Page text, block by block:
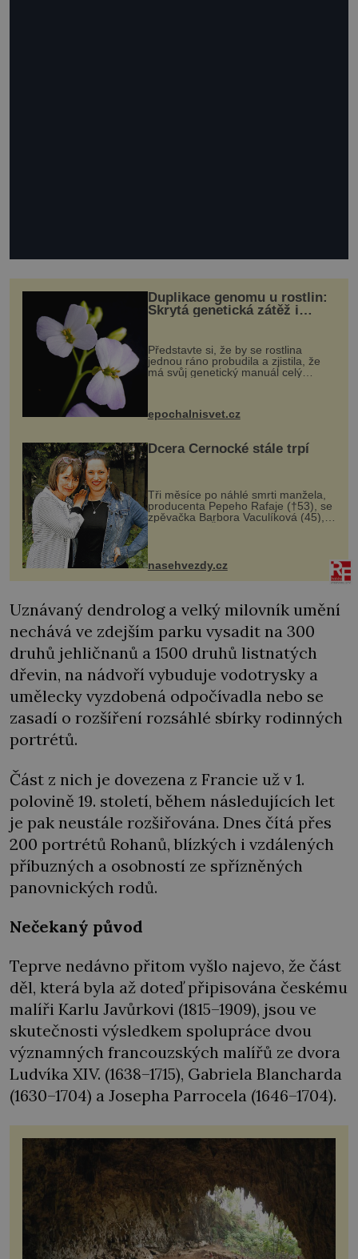
Duplikace genomu u rostlin:
Skrytá genetická zátěž i
Představte si, že by se rostlina
jednou ráno probudila a zjistila, že
má svůj genetický manuál celý
vstupenka...
epochalnisvet.cz
Dcera Černocké stále trpí
Tři měsíce po náhlé smrti manžela,
producenta Pepeho Rafaje (†53), se
zpěvačka Barbora Vaculíková (45),
dcera Petry Černocké (75), poprvé
ozvala veřejnosti. Na sociální síti
sdílela, že se snaží fung...
nasehvezdy.cz
Uznávaný dendrolog a velký milovník umění
nechává ve zdejším parku vysadit na 300
druhů jehličnanů a 1500 druhů listnatých
dřevin, na nádvoří vybuduje vodotrysky a
umělecky vyzdobená odpočívadla nebo se
zasadí o rozšíření rozsáhlé sbírky rodinných
portrétů.
Část z nich je dovezena z Francie už v 1.
polovině 19. století, během následujících let
je pak neustále rozšiřována. Dnes čítá přes
200 portrétů Rohanů, blízkých i vzdálených
příbuzných a osobností ze spřízněných
panovnických rodů.
Nečekaný původ
Teprve nedávno přitom vyšlo najevo, že část
děl, která byla až doteď připisována českému
malíři Karlu Javůrkovi (1815–1909), jsou ve
skutečnosti výsledkem spolupráce dvou
významných francouzských malířů ze dvora
Ludvíka XIV. (1638–1715), Gabriela Blancharda
(1630–1704) a Josepha Parrocela (1646–1704).